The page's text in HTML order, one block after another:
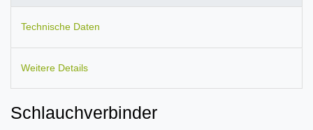
Technische Daten
Weitere Details
Schlauchverbinder